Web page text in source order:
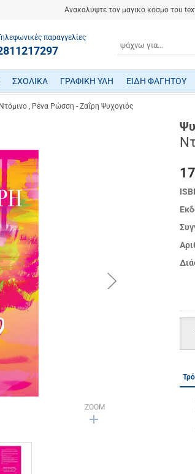
Ανακαλύψτε τον μαγικό κόσμο του
παραγγελίες
ΣΧΟΛΙΚΑ ΓΡΑΦΙΚΗ ΥΛΗ ΕΙΔΗ ΦΑΓΗΤΟΥ
Ντόμινο , Ρένα Ρώσση - Ζαΐρη Ψυχογιός
ZOOM
button.next